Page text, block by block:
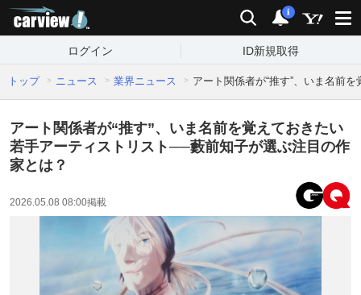
検索 通知
i
ログイン ID新規取得
トップ ニュース 業界ニュース アート関係者が“推す”、いま名前
アート関係者が“推す”、いま名前を覚えておきたい
若手アーティストリスト──藪前知子が選ぶ注目の作
家とは？
2026.05.08 08:00掲載